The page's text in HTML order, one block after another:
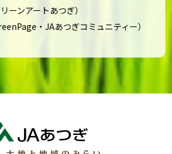
ーンアートあつぎ）
・JAあつぎコミュニティー）